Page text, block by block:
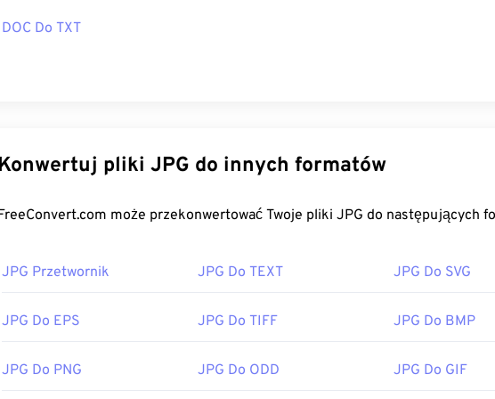
systemu Mac OS, takich jak
Użyj naszegoselektora kolorów, aby wybrać kolory z obrazów
DOC Do TXT
Konwertuj pliki JPG do innych formatów
FreeConvert.com może przekonwertować Twoje pliki JPG do
JPG Przetwornik JPG Do TEXT JPG Do SVG
JPG Do EPS JPG Do TIFF JPG Do BMP
JPG Do PNG JPG Do ODD JPG Do GIF